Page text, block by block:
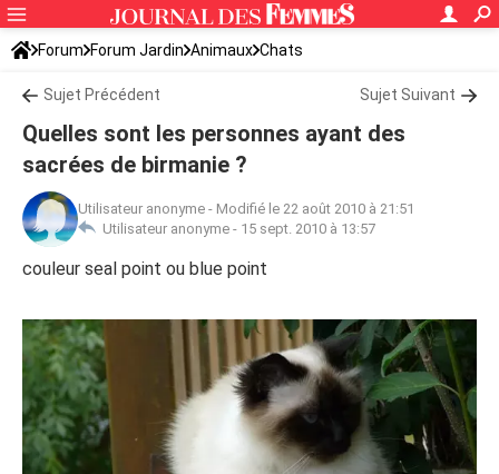
Forum Forum Jardin Animaux Chats
Sujet Précédent Sujet Suivant
Quelles sont les personnes ayant des
sacrées de birmanie ?
Utilisateur anonyme - Modifié le 22 août 2010 à 21:51
Utilisateur anonyme - 15 sept. 2010 à 13:57
couleur seal point ou blue point